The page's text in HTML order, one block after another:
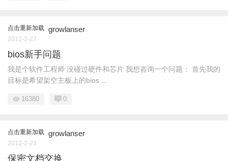
点击重新加载 growlanser
2012-2-27
bios新手问题
我是个软件工程师 没碰过硬件和芯片 我想咨询一个问题： 首先我的
目标是希望架空主板上的bios ...
16380 0
点击重新加载 growlanser
2012-2-23
保密文档交换